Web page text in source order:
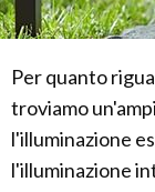
Per quanto
troviamo
l'illuminazione
l'illuminazione